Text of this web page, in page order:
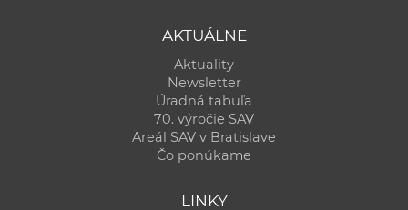
AKTUÁLNE
Aktuality
Newsletter
Úradná tabuľa
70. výročie SAV
Areál SAV v Bratislave
Čo ponúkame
LINKY